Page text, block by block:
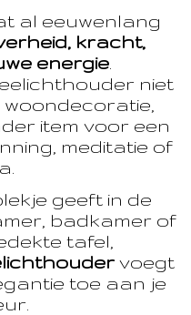
al eeuwenlang
kracht,
energie
niet
item voor een
meditatie of
geeft in de
badkamer of
tafel,
voegt
toe aan je